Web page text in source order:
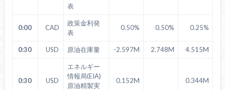
表
0:00 CAD
政策金利発
表
0.50% 0.50% 0.25%
0:30 USD 原油在庫量 -2.597M 2.748M 4.515M
0:30 USD
エネルギー
情報局(EIA)
原油精製実
0.152M 0.344M